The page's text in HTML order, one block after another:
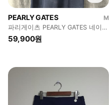
PEARLY GATES
M
파리게이츠 PEARLY GATES 네이비
골프 반팔 카라티 일본정품
59,900원